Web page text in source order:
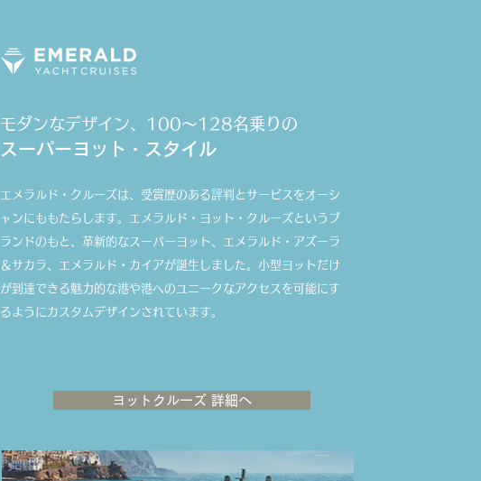
モダンなデザイン、100～128名乗りの
​スーパーヨット・スタイル
エメラルド・クルーズは、受賞歴のある評判とサービスをオーシ
ャンにももたらします。エメラルド・ヨット・クルーズというブ
ランドのもと、革新的なスーパーヨット、エメラルド・アズーラ
＆サカラ、エメラルド・カイアが誕生しました。小型ヨットだけ
が到達できる魅力的な港や港へのユニークなアクセスを可能にす
るようにカスタムデザインされています。
ヨットクルーズ 詳細へ